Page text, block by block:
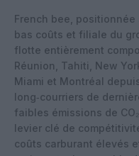
French bee, positionnée
bas coûts et filiale du
flotte entièrement
Réunion, Tahiti, New
Miami et Montréal
long‑courriers de
faibles émissions de
levier clé de
coûts carburant élevés